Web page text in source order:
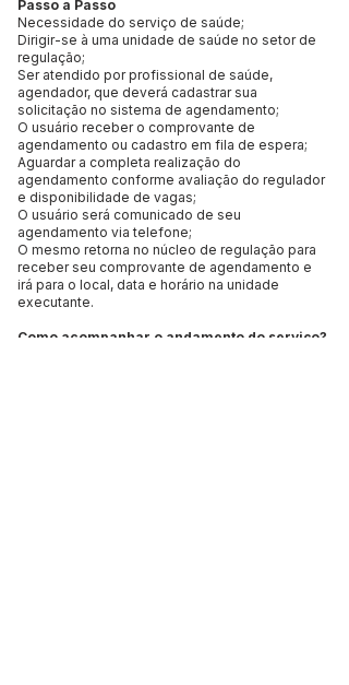
Passo a Passo
Necessidade do serviço de saúde;
Dirigir-se à uma unidade de saúde no setor de
regulação;
Ser atendido por profissional de saúde,
agendador, que deverá cadastrar sua
solicitação no sistema de agendamento;
O usuário receber o comprovante de
agendamento ou cadastro em fila de espera;
Aguardar a completa realização do
agendamento conforme avaliação do regulador
e disponibilidade de vagas;
O usuário será comunicado de seu
agendamento via telefone;
O mesmo retorna no núcleo de regulação para
receber seu comprovante de agendamento e
irá para o local, data e horário na unidade
executante.
Como acompanhar o andamento do serviço?